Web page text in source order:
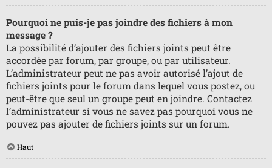
Pourquoi ne puis-je pas joindre des fichiers à mon
message ?
La possibilité d’ajouter des fichiers joints peut être
accordée par forum, par groupe, ou par utilisateur.
L’administrateur peut ne pas avoir autorisé l’ajout de
fichiers joints pour le forum dans lequel vous postez, ou
peut-être que seul un groupe peut en joindre. Contactez
l’administrateur si vous ne savez pas pourquoi vous ne
pouvez pas ajouter de fichiers joints sur un forum.
Haut